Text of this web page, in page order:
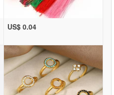
US$ 0.04